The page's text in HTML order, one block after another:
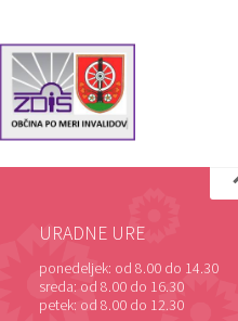
URADNE URE
ponedeljek: od 8.00 do 14.30
sreda: od 8.00 do 16.30
petek: od 8.00 do 12.30